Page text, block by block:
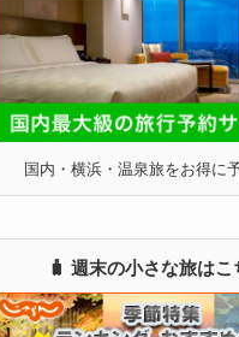
国内・横浜・温泉旅をお得に
🧳 週末の小さな旅はこ